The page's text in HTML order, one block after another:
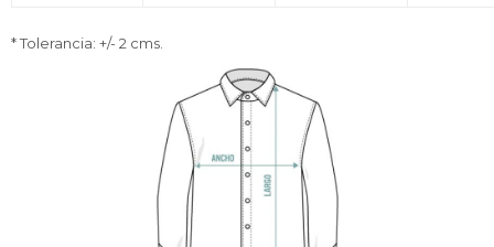
* Tolerancia: +/- 2 cms.